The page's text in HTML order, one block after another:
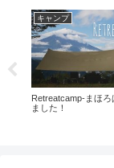
キャンプ
Retreatcamp-まほろ
ました！